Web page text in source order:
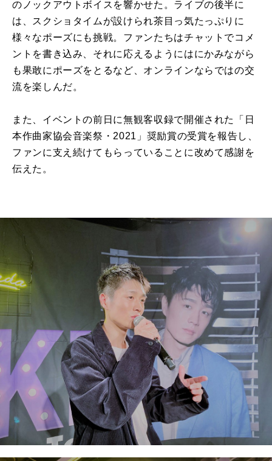
のノックアウトボイスを響かせた。ライブの後半に
は、スクショタイムが設けられ茶目っ気たっぷりに
様々なポーズにも挑戦。ファンたちはチャットでコメ
ントを書き込み、それに応えるようにはにかみながら
も果敢にポーズをとるなど、オンラインならではの交
流を楽しんだ。
また、イベントの前日に無観客収録で開催された「日
本作曲家協会音楽祭・2021」奨励賞の受賞を報告し、
ファンに支え続けてもらっていることに改めて感謝を
伝えた。